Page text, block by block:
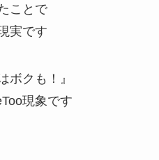
ことで
実です
ボクも！』
現象です